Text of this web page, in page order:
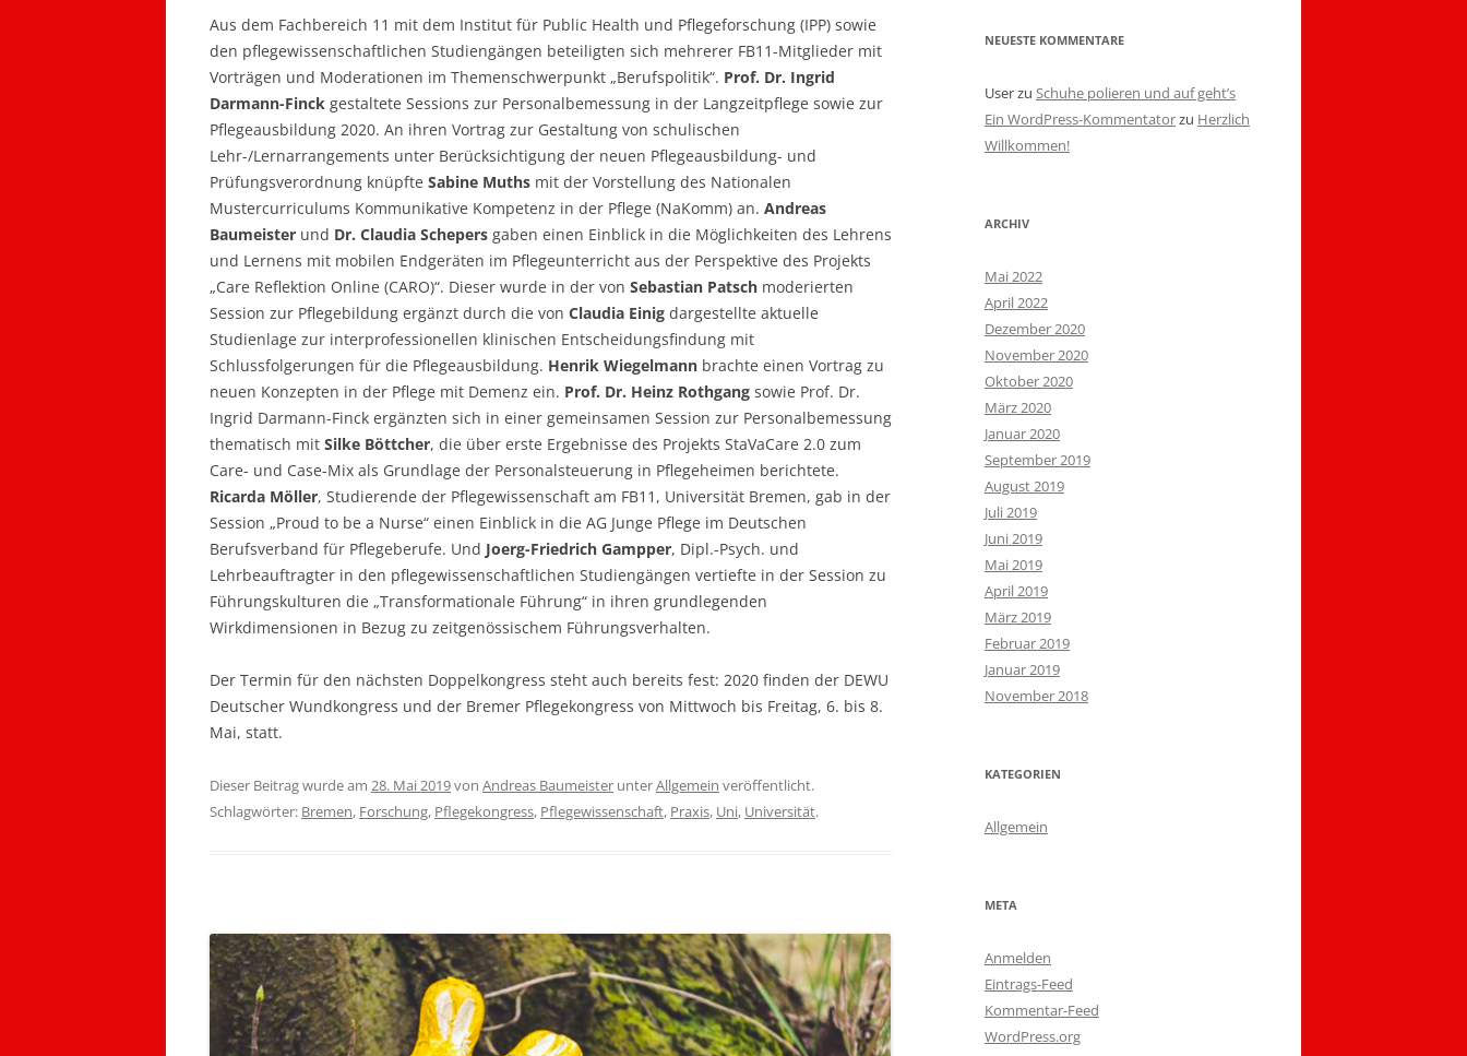
Aus dem Fachbereich 11 mit dem Institut für Public Health und Pflegeforschung (IPP) sowie
den pflegewissenschaftlichen Studiengängen beteiligten sich mehrerer FB11-Mitglieder mit
Vorträgen und Moderationen im Themenschwerpunkt „Berufspolitik“. Prof. Dr. Ingrid
Darmann-Finck gestaltete Sessions zur Personalbemessung in der Langzeitpflege sowie zur
Pflegeausbildung 2020. An ihren Vortrag zur Gestaltung von schulischen
Lehr-/Lernarrangements unter Berücksichtigung der neuen Pflegeausbildung- und
Prüfungsverordnung knüpfte Sabine Muths mit der Vorstellung des Nationalen
Mustercurriculums Kommunikative Kompetenz in der Pflege (NaKomm) an. Andreas
Baumeister und Dr. Claudia Schepers gaben einen Einblick in die Möglichkeiten des Lehrens
und Lernens mit mobilen Endgeräten im Pflegeunterricht aus der Perspektive des Projekts
„Care Reflektion Online (CARO)“. Dieser wurde in der von Sebastian Patsch moderierten
Session zur Pflegebildung ergänzt durch die von Claudia Einig dargestellte aktuelle
Studienlage zur interprofessionellen klinischen Entscheidungsfindung mit
Schlussfolgerungen für die Pflegeausbildung. Henrik Wiegelmann brachte einen Vortrag zu
neuen Konzepten in der Pflege mit Demenz ein. Prof. Dr. Heinz Rothgang sowie Prof. Dr.
Ingrid Darmann-Finck ergänzten sich in einer gemeinsamen Session zur Personalbemessung
thematisch mit Silke Böttcher, die über erste Ergebnisse des Projekts StaVaCare 2.0 zum
Care- und Case-Mix als Grundlage der Personalsteuerung in Pflegeheimen berichtete.
Ricarda Möller, Studierende der Pflegewissenschaft am FB11, Universität Bremen, gab in der
Session „Proud to be a Nurse“ einen Einblick in die AG Junge Pflege im Deutschen
Berufsverband für Pflegeberufe. Und Joerg-Friedrich Gampper, Dipl.-Psych. und
Lehrbeauftragter in den pflegewissenschaftlichen Studiengängen vertiefte in der Session zu
Führungskulturen die „Transformationale Führung“ in ihren grundlegenden
Wirkdimensionen in Bezug zu zeitgenössischem Führungsverhalten.
Der Termin für den nächsten Doppelkongress steht auch bereits fest: 2020 finden der DEWU
Deutscher Wundkongress und der Bremer Pflegekongress von Mittwoch bis Freitag, 6. bis 8.
Mai, statt.
Dieser Beitrag wurde am 28. Mai 2019von Andreas Baumeister unterAllgemein veröffentlicht.
Schlagwörter: Bremen, Forschung, Pflegekongress, Pflegewissenschaft, Praxis, Uni, Universität.
NEUESTE KOMMENTARE
Userzu Schuhe polieren und auf geht’s
Ein WordPress-Kommentatorzu Herzlich
Willkommen!
ARCHIV
Mai 2022
April 2022
Dezember 2020
November 2020
Oktober 2020
März 2020
Januar 2020
September 2019
August 2019
Juli 2019
Juni 2019
Mai 2019
April 2019
März 2019
Februar 2019
Januar 2019
November 2018
KATEGORIEN
Allgemein
META
Anmelden
Eintrags-Feed
Kommentar-Feed
WordPress.org